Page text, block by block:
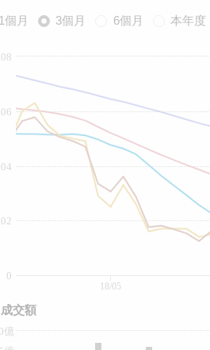
1個月 3個月 6個月 本年度
0
億
18/05
交額